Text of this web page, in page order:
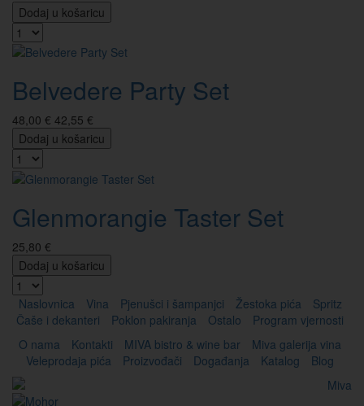
Dodaj u košaricu
Belvedere Party Set
48,00 € 42,55 €
Dodaj u košaricu
Glenmorangie Taster Set
25,80 €
Dodaj u košaricu
Naslovnica Vina Pjenušci i šampanjci Žestoka pića
Spritz
Čaše i dekanteri
Poklon pakiranja Ostalo
Program vjernosti
O nama
Kontakti MIVA bistro & wine bar
Miva galerija vina
Veleprodaja pića
Proizvođači Događanja Katalog Blog